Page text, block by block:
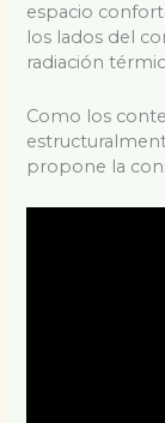
espacio
los lados del
radiación
Como los
propone la